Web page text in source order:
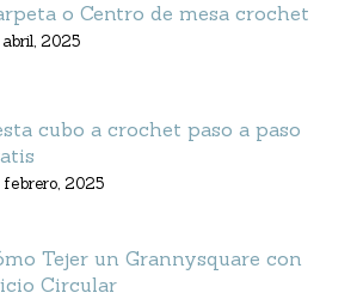
o Centro de mesa crochet
2025
cubo a crochet paso a paso
2025
Tejer un Grannysquare con
Circular